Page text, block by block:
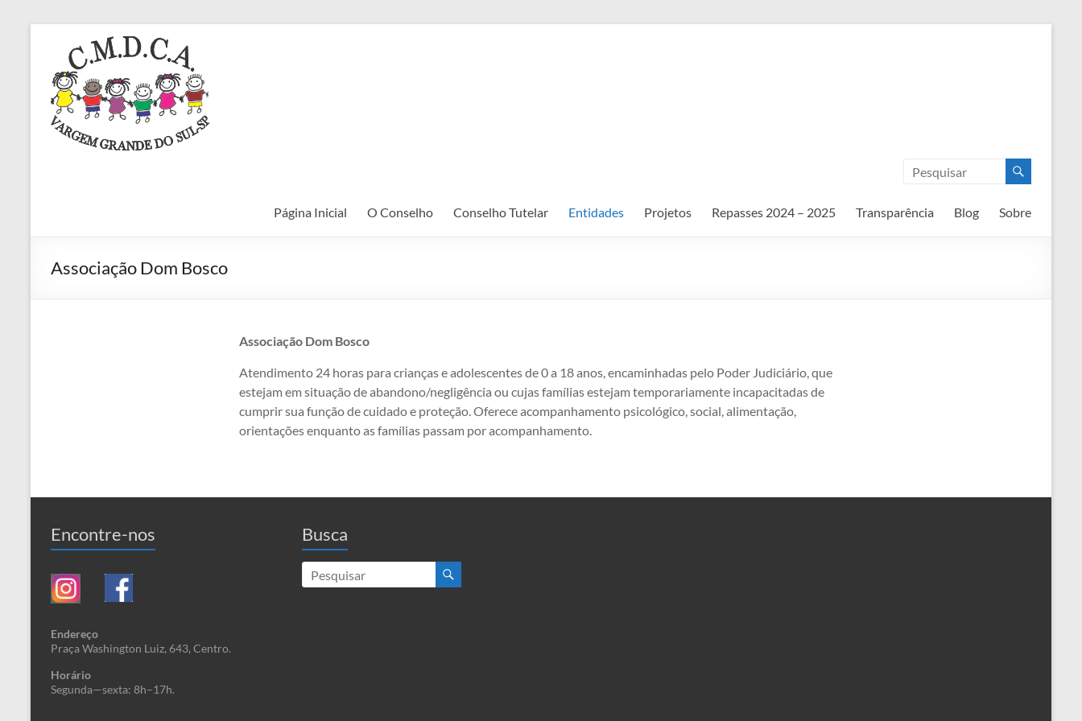
conteúdo
Página Inicial O Conselho Conselho Tutelar Entidades Projetos Repasses 2024 – 2025 Transparência Blog Sobre
Associação Dom Bosco
Associação Dom Bosco
Atendimento 24 horas para crianças e adolescentes de 0 a 18 anos, encaminhadas pelo Poder Judiciário, que
estejam em situação de abandono/negligência ou cujas famílias estejam temporariamente incapacitadas de
cumprir sua função de cuidado e proteção. Oferece acompanhamento psicológico, social, alimentação,
orientações enquanto as famílias passam por acompanhamento.
Encontre-nos
Endereço
Praça Washington Luiz, 643, Centro.
Horário
Segunda—sexta: 8h–17h.
Busca